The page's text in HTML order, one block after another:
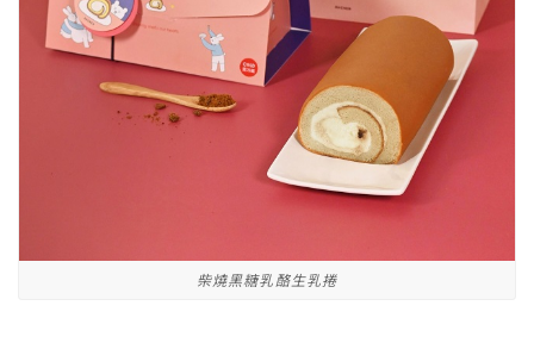
柴燒黑糖乳酪生乳捲